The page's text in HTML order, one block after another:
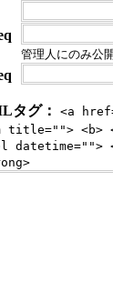
管理人にのみ公
タグ：
<a
title=""> <b>
datetime="">